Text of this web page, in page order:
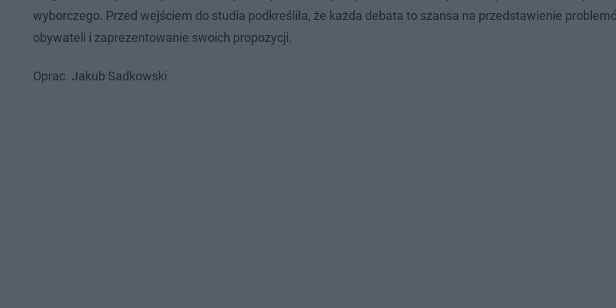
wyborczego. Przed wejściem do studia podkreśliła, że każda debata to szansa na przedstawienie
obywateli i zaprezentowanie swoich propozycji.
Oprac. Jakub Sadkowski